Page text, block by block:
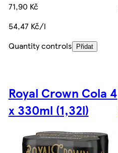
71,90 Kč
54,47 Kč/l
Quantity controls
Přidat
Royal Crown Cola 4
x 330ml (1,32l)